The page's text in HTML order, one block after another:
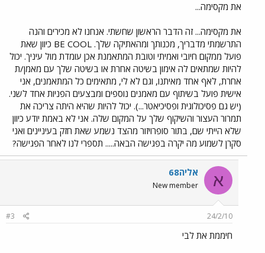
את מקסימה...
את מקסימה... זה הדבר הראשון שחשתי. אנחנו לא מכירים והנה
התרשמתי מדבריך, מכנותך ומהאתיקה שלך. BE COOL כיוון שאת
פועל ממקום חיובי ואמיתי וטובת המתאמנת אכן עומדת מול עיניך. יכול
להיות שמתאים לה אימון בשיטה אחרת או בשיטה שלך עם מאמן/ת
אחרת, לאף אחד מאיתנו, וגם לא לי, מתאימים כל המתאמנים, אני
אישית פועל בשיתוף עם מאמנים נוספים ומבצעים הפניות אחד לשני.
(יש גם פסיכולוגית ופסיכיאטר...). יכול להיות שהיא היתה צריכה את
תמרור העצור והשיקוף שלך על המקום שלה. אני לא באמת יודע כיוון
שלא הייתי שם, בתור סופרויזור מהצד נשמע שאת חזק בעיניינים ואני
סקרן לשמוע מה יקרה בפגישה הבאה..... תספרי לנו לאחר הפגישה?
א אליה68
New member
24/2/10
#3
חיממת את לבי